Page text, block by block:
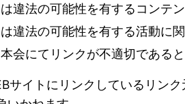
違法の可能性を有するコンテ
違法の可能性を有する活動に
会にてリンクが不適切である
サイトにリンクしているリン